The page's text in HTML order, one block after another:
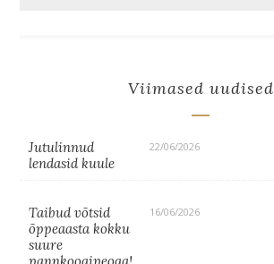
Viimased uudised
Jutulinnud
lendasid kuule
22/06/2026
Taibud võtsid
õppeaasta kokku
suure
16/06/2026